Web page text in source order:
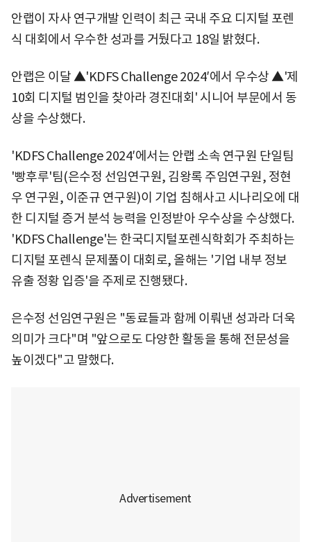
안랩이 자사 연구개발 인력이 최근 국내 주요 디지털 포렌
식 대회에서 우수한 성과를 거뒀다고 18일 밝혔다.
안랩은 이달 ▲'KDFS Challenge 2024′에서 우수상 ▲'제
10회 디지털 범인을 찾아라 경진대회' 시니어 부문에서 동
상을 수상했다.
'KDFS Challenge 2024′에서는 안랩 소속 연구원 단일팀
'빵후루'팀(은수정 선임연구원, 김왕록 주임연구원, 정현
우 연구원, 이준규 연구원)이 기업 침해사고 시나리오에 대
한 디지털 증거 분석 능력을 인정받아 우수상을 수상했다.
'KDFS Challenge'는 한국디지털포렌식학회가 주최하는
디지털 포렌식 문제풀이 대회로, 올해는 '기업 내부 정보
유출 정황 입증'을 주제로 진행됐다.
은수정 선임연구원은 "동료들과 함께 이뤄낸 성과라 더욱
의미가 크다"며 "앞으로도 다양한 활동을 통해 전문성을
높이겠다"고 말했다.